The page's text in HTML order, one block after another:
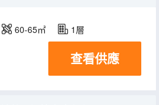
60-65㎡ 1層
查看供應